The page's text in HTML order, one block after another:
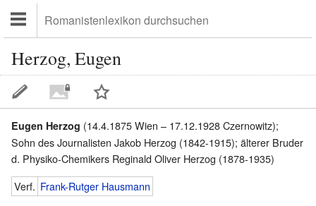
Herzog, Eugen
Eugen Herzog (14.4.1875 Wien – 17.12.1928 Czernowitz);
Sohn des Journalisten Jakob Herzog (1842-1915); älterer Bruder
d. Physiko-Chemikers Reginald Oliver Herzog (1878-1935)
Verf. Frank-Rutger Hausmann